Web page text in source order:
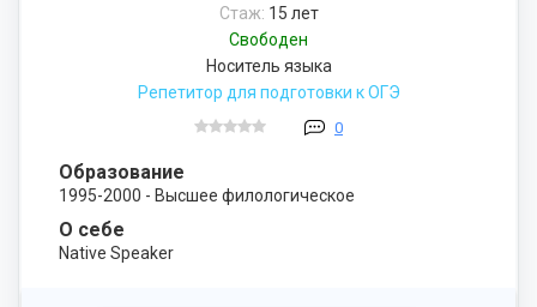
Стаж: 15 лет
Свободен
Носитель языка
Репетитор для подготовки к ОГЭ
0
Образование
1995-2000 - Высшее филологическое
О себе
Native Speaker